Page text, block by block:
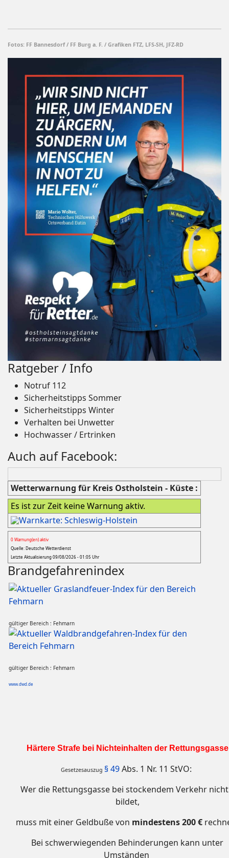
Fotos: FF Bannesdorf / FF Burg a. F. / Grafiken FTZ, LFS-SH, JFZ-RD
Ratgeber / Info
Notruf 112
Sicherheitstipps Sommer
Sicherheitstipps Winter
Verhalten bei Unwetter
Hochwasser / Ertrinken
Auch auf Facebook:
Wetterwarnung für Kreis Ostholstein - Küste :
Es ist zur Zeit keine Warnung aktiv.
0 Warnung(en) aktiv
Quelle: Deutsche Wetterdienst
Letzte Aktualisierung 09/08/2026 - 01:05 Uhr
Brandgefahrenindex
gültiger Bereich : Fehmarn
gültiger Bereich : Fehmarn
www.dwd.de
Härtere Strafe bei Nichteinhalten der Rettungsgasse
Gesetzesauszug § 49Abs. 1 Nr. 11 StVO:
Wer die Rettungsgasse bei stockendem Verkehr
bildet,
muss mit einer Geldbuße von mindestens 200 €
Bei schwerwiegenden Behinderungen kann unter
Umständen